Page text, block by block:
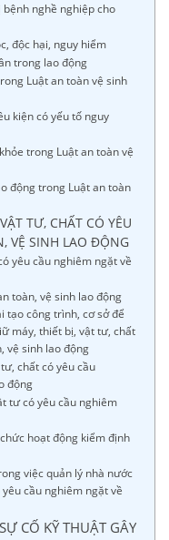
nghề nghiệp cho
độc hại, nguy hiểm
trong lao động
Luật an toàn vệ sinh
kiện có yếu tố nguy
trong Luật an toàn vệ
động trong Luật an toàn
TƯ, CHẤT CÓ YÊU
VỆ SINH LAO ĐỘNG
yêu cầu nghiêm ngặt về
toàn, vệ sinh lao động
tạo công trình, cơ sở để
máy, thiết bị, vật tư, chất
vệ sinh lao động
chất có yêu cầu
động
tư có yêu cầu nghiêm
hoạt động kiểm định
việc quản lý nhà nước
cầu nghiêm ngặt về
CỐ KỸ THUẬT GÂY